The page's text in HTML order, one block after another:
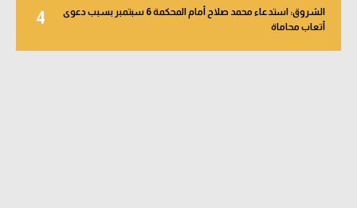
4
الشروق: استدعاء محمد صلاح أمام المحكمة 6 سبتمبر بسبب دعوى
أتعاب محاماة